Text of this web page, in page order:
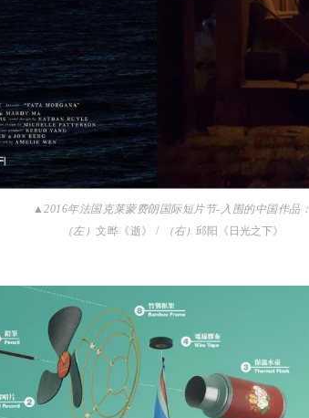
▲2016年法国克莱蒙费朗国际短片节-入围的中国作品：
（左）文晔《逝》 / （右） 邱阳《日光之下》